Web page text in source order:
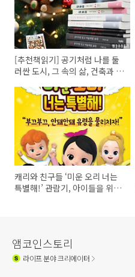
[추천책읽기] 공기처럼 나를 둘
러싼 도시, 그 속의 삶, 건축과 공
캐리와 친구들 ‘미운 오리 너는
특별해!’ 관람기, 아이들을 위한
앰코인스토리
라이프분야 크리에이터